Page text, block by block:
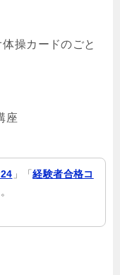
操カードのごと
座
」「経験者合格コ